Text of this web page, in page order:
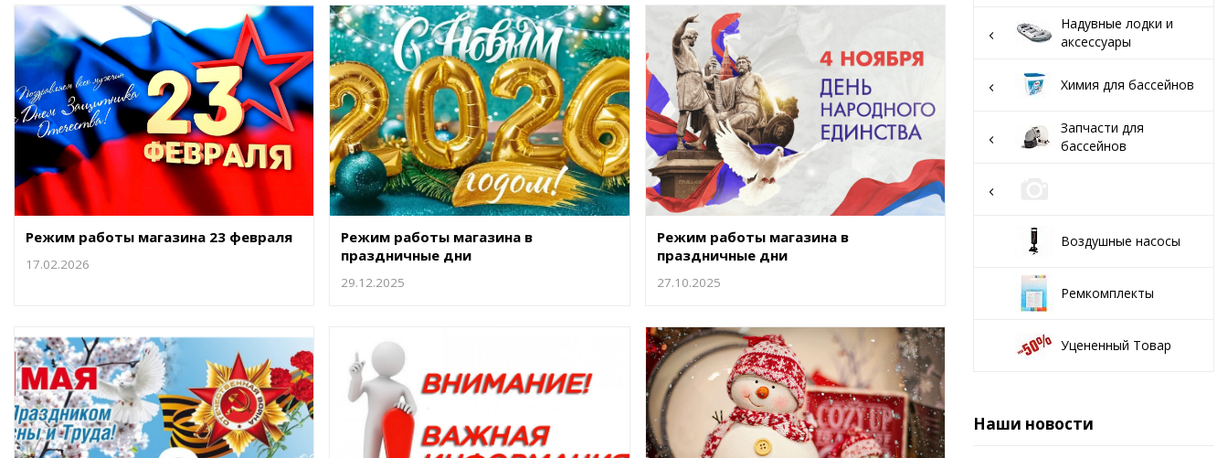
Надувные лодки и
аксессуары
Химия для бассейнов
Запчасти для
бассейнов
Воздушные насосы
Ремкомплекты
Уцененный Товар
Наши новости
Режим работы магазина 23 февраля
17.02.2026
Режим работы магазина в
праздничные дни
29.12.2025
Режим работы магазина в
праздничные дни
27.10.2025